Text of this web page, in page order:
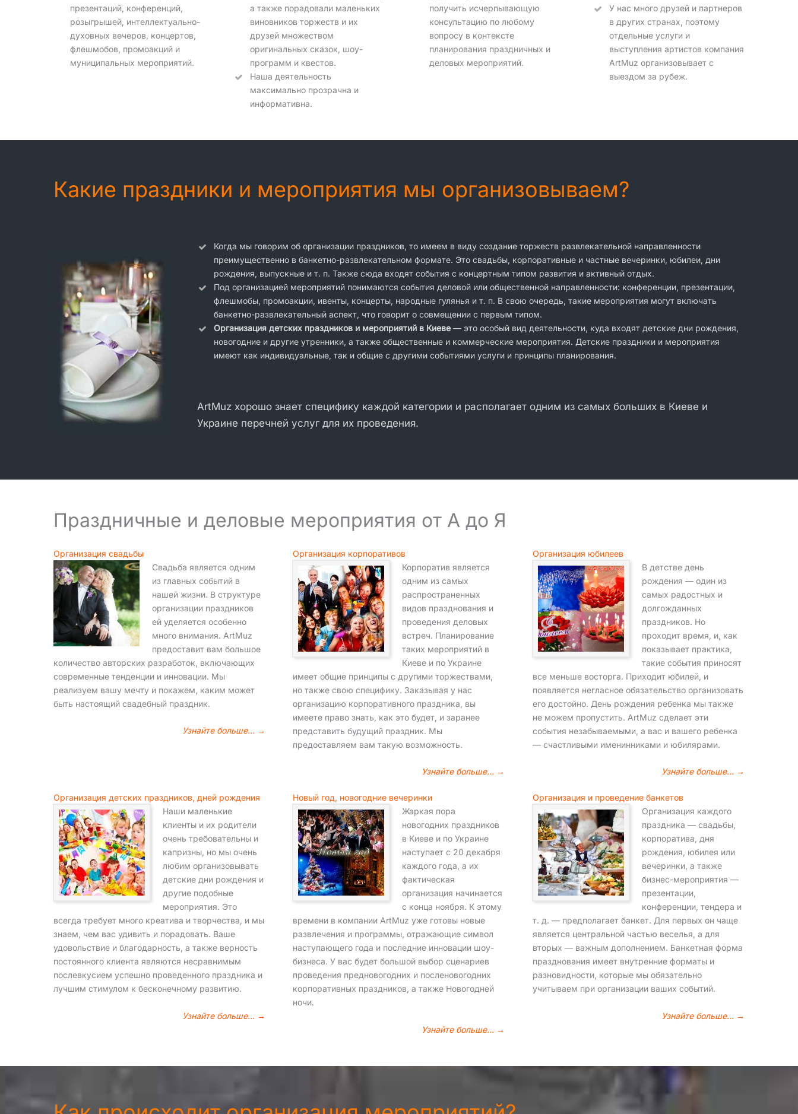
презентаций, конференций,
розыгрышей, интеллектуально-
духовных вечеров, концертов,
флешмобов, промоакций и
муниципальных мероприятий.
а также порадовали маленьких
виновников торжеств и их
друзей множеством
оригинальных сказок, шоу-
программ и квестов.
Наша деятельность
максимально прозрачна и
информативна.
получить исчерпывающую
консультацию по любому
вопросу в контексте
планирования праздничных и
деловых мероприятий.
У нас много друзей и партнеров
в других странах, поэтому
отдельные услуги и
выступления артистов компания
ArtMuz организовывает с
выездом за рубеж.
Какие праздники и мероприятия мы организовываем?
Когда мы говорим об организации праздников, то имеем в виду создание торжеств развлекательной направленности
преимущественно в банкетно-развлекательном формате. Это свадьбы, корпоративные и частные вечеринки, юбилеи, дни
рождения, выпускные и т. п. Также сюда входят события с концертным типом развития и активный отдых.
Под организацией мероприятий понимаются события деловой или общественной направленности: конференции, презентации,
флешмобы, промоакции, ивенты, концерты, народные гулянья и т. п. В свою очередь, такие мероприятия могут включать
банкетно-развлекательный аспект, что говорит о совмещении с первым типом.
Организация детских праздников и мероприятий в Киеве — это особый вид деятельности, куда входят детские дни рождения,
новогодние и другие утренники, а также общественные и коммерческие мероприятия. Детские праздники и мероприятия
имеют как индивидуальные, так и общие с другими событиями услуги и принципы планирования.
ArtMuz хорошо знает специфику каждой категории и располагает одним из самых больших в Киеве и
Украине перечней услуг для их проведения.
Праздничные и деловые мероприятия от А до Я
Организация свадьбы
Свадьба является одним
из главных событий в
нашей жизни. В структуре
организации праздников
ей уделяется особенно
много внимания. ArtMuz
предоставит вам большое
количество авторских разработок, включающих
современные тенденции и инновации. Мы
реализуем вашу мечту и покажем, каким может
быть настоящий свадебный праздник.
Узнайте больше… →
Организация корпоративов
Корпоратив является
одним из самых
распространенных
видов празднования и
проведения деловых
встреч. Планирование
таких мероприятий в
Киеве и по Украине
имеет общие принципы с другими торжествами,
но также свою специфику. Заказывая у нас
организацию корпоративного праздника, вы
имеете право знать, как это будет, и заранее
представить будущий праздник. Мы
предоставляем вам такую возможность.
Узнайте больше… →
Организация юбилеев
В детстве день
рождения — один из
самых радостных и
долгожданных
праздников. Но
проходит время, и, как
показывает практика,
такие события приносят
все меньше восторга. Приходит юбилей, и
появляется негласное обязательство организовать
его достойно. День рождения ребенка мы также
не можем пропустить. ArtMuz сделает эти
события незабываемыми, а вас и вашего ребенка
— счастливыми именинниками и юбилярами.
Узнайте больше… →
Организация детских праздников, дней рождения
Наши маленькие
клиенты и их родители
очень требовательны и
капризны, но мы очень
любим организовывать
детские дни рождения и
другие подобные
мероприятия. Это
всегда требует много креатива и творчества, и мы
знаем, чем вас удивить и порадовать. Ваше
удовольствие и благодарность, а также верность
постоянного клиента являются несравнимым
послевкусием успешно проведенного праздника и
лучшим стимулом к бесконечному развитию.
Узнайте больше… →
Новый год, новогодние вечеринки
Жаркая пора
новогодних праздников
в Киеве и по Украине
наступает с 20 декабря
каждого года, а их
фактическая
организация начинается
с конца ноября. К этому
времени в компании ArtMuz уже готовы новые
развлечения и программы, отражающие символ
наступающего года и последние инновации шоу-
бизнеса. У вас будет большой выбор сценариев
проведения предновогодних и посленовогодних
корпоративных праздников, а также Новогодней
ночи.
Узнайте больше… →
Организация и проведение банкетов
Организация каждого
праздника — свадьбы,
корпоратива, дня
рождения, юбилея или
вечеринки, а также
бизнес-мероприятия —
презентации,
конференции, тендера и
т. д. — предполагает банкет. Для первых он чаще
является центральной частью веселья, а для
вторых — важным дополнением. Банкетная форма
празднования имеет внутренние форматы и
разновидности, которые мы обязательно
учитываем при организации ваших событий.
Узнайте больше… →